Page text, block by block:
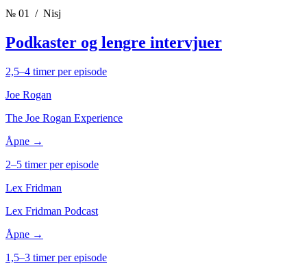
№ 01
/ Nisj
Podkaster og lengre intervjuer
2,5–4 timer per episode
Joe Rogan
The Joe Rogan Experience
Åpne →
2–5 timer per episode
Lex Fridman
Lex Fridman Podcast
Åpne →
1,5–3 timer per episode